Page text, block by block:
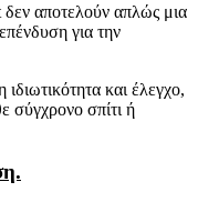
αποτελούν απλώς μια
για την
και έλεγχο,
σύγχρονο σπίτι ή